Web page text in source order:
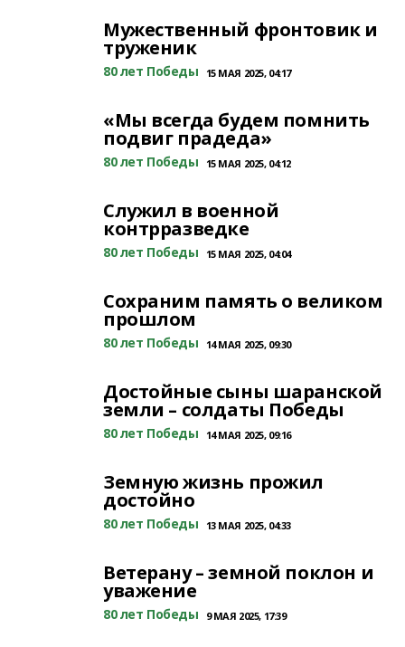
Мужественный фронтовик и
труженик
80 лет Победы 15 МАЯ 2025, 04:17
«Мы всегда будем помнить
подвиг прадеда»
80 лет Победы 15 МАЯ 2025, 04:12
Служил в военной
контрразведке
80 лет Победы 15 МАЯ 2025, 04:04
Сохраним память о великом
прошлом
80 лет Победы 14 МАЯ 2025, 09:30
Достойные сыны шаранской
земли – солдаты Победы
80 лет Победы 14 МАЯ 2025, 09:16
Земную жизнь прожил
достойно
80 лет Победы 13 МАЯ 2025, 04:33
Ветерану – земной поклон и
уважение
80 лет Победы 9 МАЯ 2025, 17:39